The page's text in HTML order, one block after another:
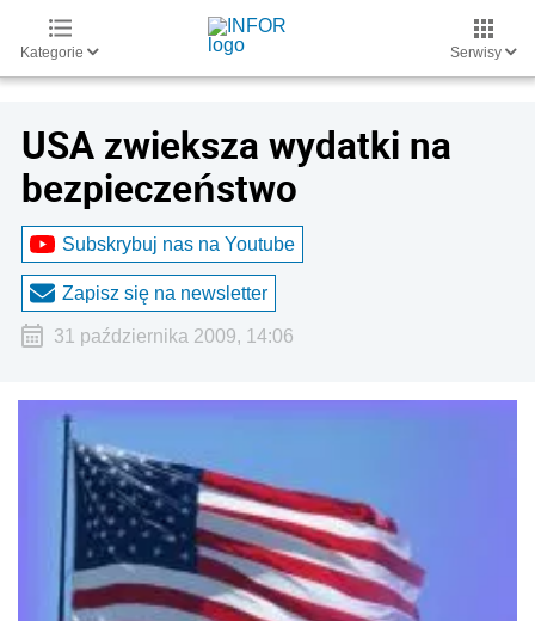
Kategorie Serwisy
USA zwieksza wydatki na
bezpieczeństwo
Subskrybuj nas na Youtube
Zapisz się na newsletter
31 października 2009, 14:06